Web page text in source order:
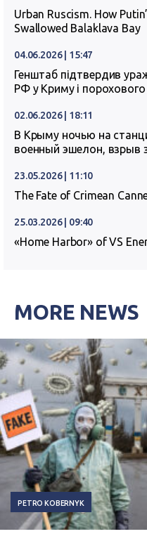
Urban Ruscism. How
Swallowed Balaklava Bay
04.06.2026 | 15:47
Генштаб підтвердив
РФ у Криму і порохового
02.06.2026 | 18:11
В Крыму ночью на
военный эшелон, взрыв
23.05.2026 | 11:10
The Fate of Crimean
25.03.2026 | 09:40
«Home Harbor» of VS
MORE NEWS
PETRO KOBERNYK